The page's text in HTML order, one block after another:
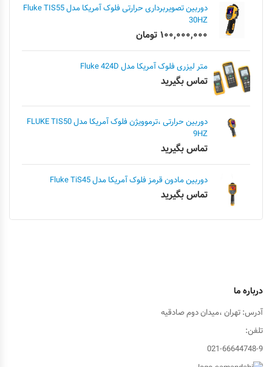
دوربین تصویربرداری حرارتی فلوک آمریکا مدل Fluke TIS55
30HZ
۱۰۰,۰۰۰,۰۰۰ تومان
متر لیزری فلوک آمریکا مدل Fluke 424D
تماس بگیرید
دوربین حرارتی ،ترموویژن فلوک آمریکا مدل FLUKE TIS50
9HZ
تماس بگیرید
دوربین مادون قرمز فلوک آمریکا مدل Fluke TiS45
تماس بگیرید
درباره ما
آدرس: تهران ،میدان دوم صادقیه
تلفن:
021-66644748-9